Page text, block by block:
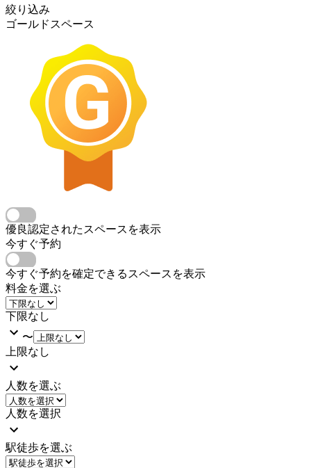
絞り込み
ゴールドスペース
優良認定されたスペースを表示
今すぐ予約
今すぐ予約を確定できるスペースを表示
料金を選ぶ
下限なし
〜
上限なし
人数を選ぶ
人数を選択
駅徒歩を選ぶ